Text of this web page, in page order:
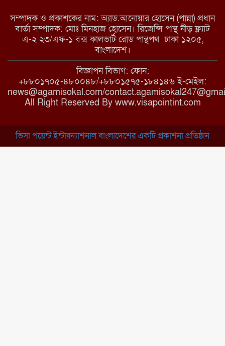
মাধবপুরে কমিউনিটি ক্লিনিকে
অনিয়মের অভিযোগ
রাজবাড়ী: বালিয়াকান্দিতে কিশোরীর
ঝুলন্ত মরদেহ উদ্ধার
সম্পাদক ও প্রকাশকের নাম: অ্যাড.আনোয়ার হোসেন (পান্না) প্রধান
বার্তা সম্পাদক: মোঃ মিনহাজ হোসেন। রিজেন্সি পান্থ নীড় ফ্ল্যাট
এ-২ ২৩/এফ-১ বক্স কালভার্ট রোড পান্থপথ ঢাকা ১২০৫,
বাংলাদেশ।
বিজ্ঞাপন বিভাগ: ফোন:
+৮৮০১৭০৫-৪৮০০৪৮/+৮৮০১৫৭৫-১৮৪১৪৬ ই-মেইল:
news@agamisokal.com/
All Right Reserved By www.visapointint.com
ভিসা পয়েন্ট ইন্টারন্যাশনাল বাংলাদেশের একটি প্রকাশনা প্রতিষ্ঠান